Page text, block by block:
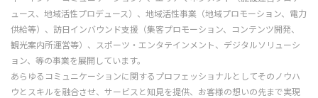
ュース、地域活性プロデュース）、地域活性事業（地域プロモーション、電力
供給等）、訪日インバウンド支援（集客プロモーション、コンテンツ開発、
観光案内所運営等）、スポーツ・エンタテインメント、デジタルソリューシ
ョン、等の事業を展開しています。
あらゆるコミュニケーションに関するプロフェッショナルとしてそのノウハ
ウとスキルを融合させ、サービスと知見を提供、お客様の想いの先まで実現